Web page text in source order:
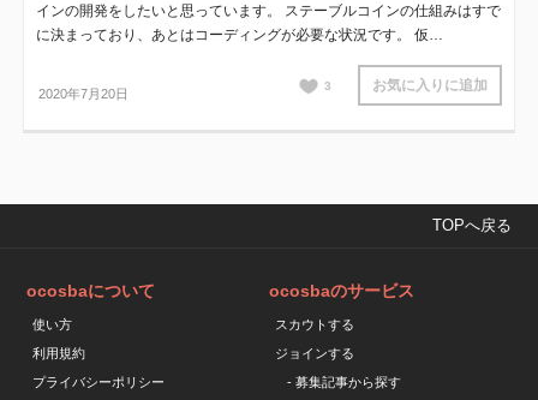
2020年7月20日
インの開発をしたいと思っています。 ステーブルコインの仕組みはすで
に決まっており、あとはコーディングが必要な状況です。 仮…
3 お気に入りに追加
TOPへ戻る
ocosbaについて
使い方
利用規約
プライバシーポリシー
ocosbaのサービス
スカウトする
ジョインする
- 募集記事から探す